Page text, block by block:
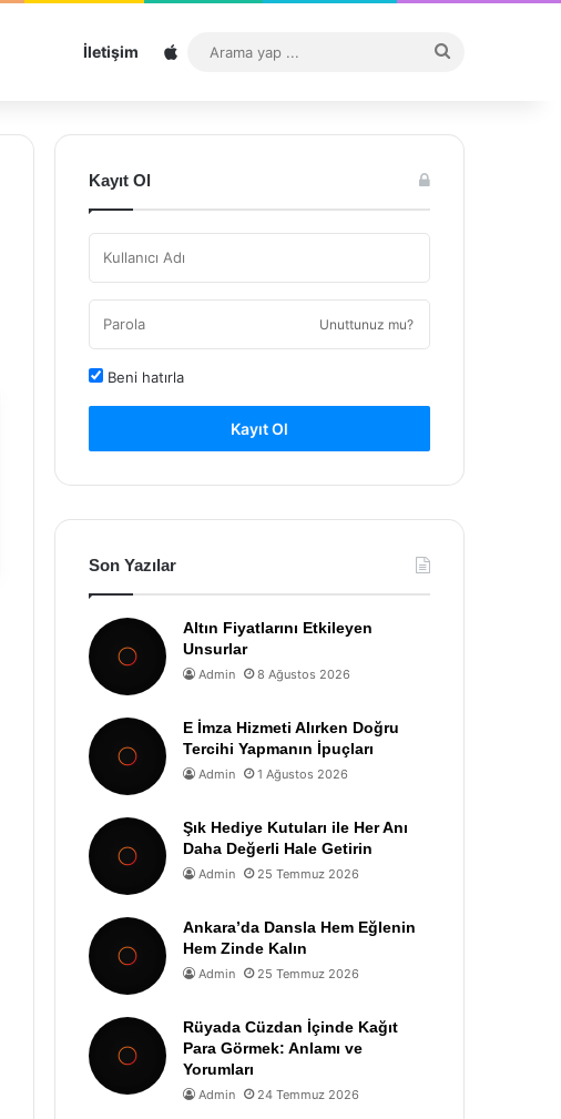
İletişim Sitemap
...
Kayıt Ol
Unuttunuz mu?
Beni hatırla
Kayıt Ol
Son Yazılar
Altın Fiyatlarını Etkileyen
Unsurlar
Admin 8 Ağustos 2026
E İmza Hizmeti Alırken Doğru
Tercihi Yapmanın İpuçları
Admin 1 Ağustos 2026
Şık Hediye Kutuları ile Her Anı
Daha Değerli Hale Getirin
Admin 25 Temmuz 2026
Ankara’da Dansla Hem Eğlenin
Hem Zinde Kalın
Admin 25 Temmuz 2026
Rüyada Cüzdan İçinde Kağıt
Para Görmek: Anlamı ve
Yorumları
Admin 24 Temmuz 2026